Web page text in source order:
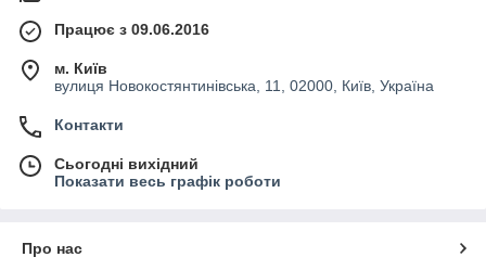
Працює з 09.06.2016
м. Київ
вулиця Новокостянтинівська, 11, 02000, Київ, Україна
Контакти
Сьогодні вихідний
Показати весь графік роботи
Про нас